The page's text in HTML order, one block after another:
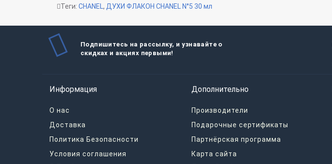
Теги: CHANEL, ДУХИ ФЛАКОН CHANEL N°5 30 мл
Подпишитесь на рассылку, и узнавайте о
скидках и акциях первыми!
Информация
О нас
Доставка
Политика Безопасности
Условия соглашения
Дополнительно
Производители
Подарочные сертификаты
Партнёрская программа
Карта сайта